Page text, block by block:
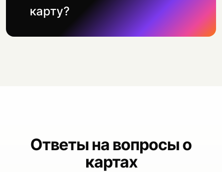
карту?
Ответы на вопросы о
картах